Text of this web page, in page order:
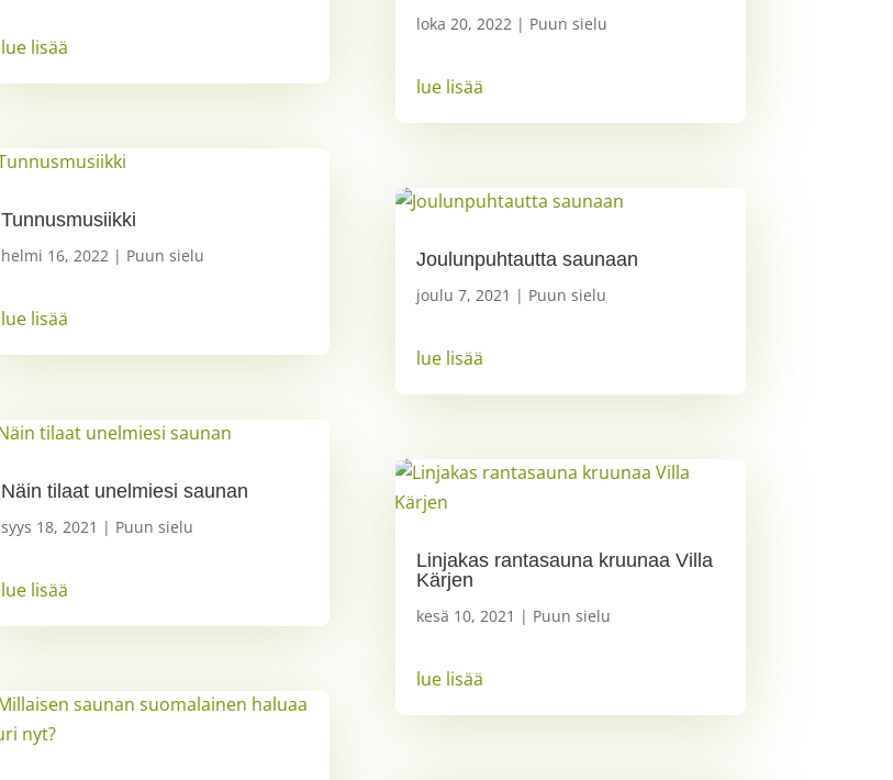
lue lisää
Tunnusmusiikki
helmi 16, 2022| Puun sielu
lue lisää
Näin tilaat unelmiesi saunan
syys 18, 2021 | Puun sielu
lue lisää
loka 20, 2022 | Puun sielu
lue lisää
Joulunpuhtautta saunaan
joulu 7, 2021 | Puun sielu
lue lisää
Linjakas rantasauna kruunaa Villa
Kärjen
kesä 10, 2021 | Puun sielu
lue lisää